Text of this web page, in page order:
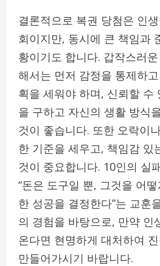
결론적으로 복권 당첨은 인
회이지만, 동시에 큰 책임과
황이기도 합니다. 갑작스러
해서는 먼저 감정을 통제하
획을 세워야 하며, 신뢰할 수
을 구하고 자신의 생활 방식
것이 좋습니다. 또한 오락이
한 기준을 세우고, 책임감 있
것이 중요합니다. 10인의 실
“돈은 도구일 뿐, 그것을 어
한 성공을 결정한다”는 교훈
의 경험을 바탕으로, 만약 인
온다면 현명하게 대처하여
만들어가시기 바랍니다.